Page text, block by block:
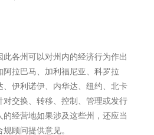
各州可以对州内的经济行为作出
拉巴马、加利福尼亚、科罗拉
、伊利诺伊、内华达、纽约、北卡
交换、转移、控制、管理或发行
经营地如果涉及这些州，还应当
顾问提供意见。